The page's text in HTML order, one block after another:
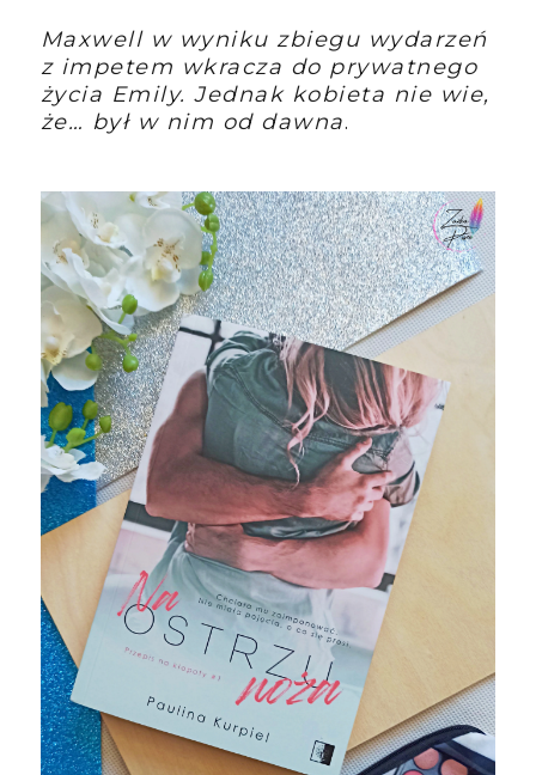
Maxwell w wyniku zbiegu wydarzeń
z impetem wkracza do prywatnego
życia Emily. Jednak kobieta nie wie,
że… był w nim od dawna.